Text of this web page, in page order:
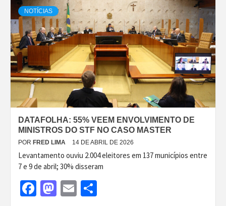
NOTÍCIAS
DATAFOLHA: 55% VEEM ENVOLVIMENTO DE
MINISTROS DO STF NO CASO MASTER
POR FRED LIMA 14 DE ABRIL DE 2026
Levantamento ouviu 2.004 eleitores em 137 municípios entre
7 e 9 de abril; 30% disseram
Facebook
Mastodon
Email